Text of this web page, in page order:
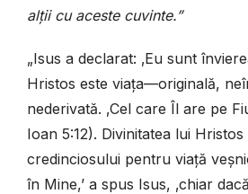
alții cu aceste cuvinte.”
„Isus a declarat: ‚Eu sunt
Hristos este viața—originală,
nederivată. ‚Cel care Îl are pe
Ioan 5:12). Divinitatea lui
credinciosului pentru viață
în Mine,’ a spus Isus, ‚chiar